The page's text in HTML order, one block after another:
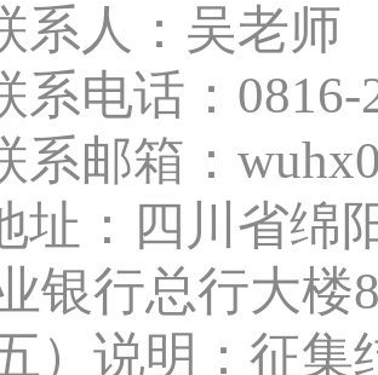
系人：吴老师
系电话： 0816-
系邮箱：
址：四川省绵
银行总行大楼
） 说明 ：征